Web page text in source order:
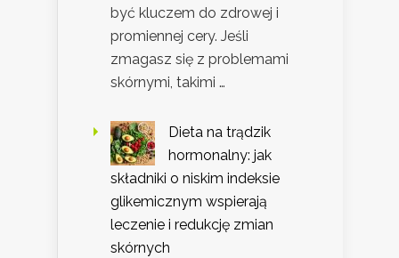
być kluczem do zdrowej i
promiennej cery. Jeśli
zmagasz się z problemami
skórnymi, takimi …
Dieta na trądzik
hormonalny: jak
składniki o niskim indeksie
glikemicznym wspierają
leczenie i redukcję zmian
skórnych